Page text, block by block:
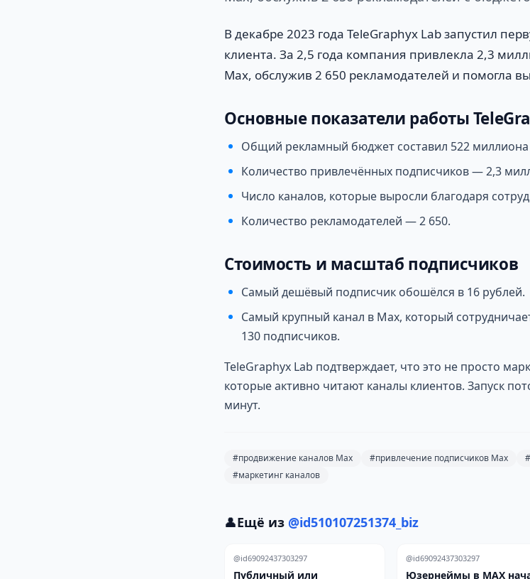
В декабре 2023 года TeleGraphyx Lab запустил
клиента. За 2,5 года компания привлекла 2,3
Max, обслужив 2 650 рекламодателей и помогла
Основные показатели работы
Общий рекламный бюджет составил 522 миллиона
Количество привлечённых подписчиков — 2,3
Число каналов, которые выросли благодаря
Количество рекламодателей — 2 650.
Стоимость и масштаб подписчиков
Самый дешёвый подписчик обошёлся в 16 рублей.
Самый крупный канал в Max, который
130 подписчиков.
TeleGraphyx Lab подтверждает, что это не просто
которые активно читают каналы клиентов. Запуск
минут.
#продвижение каналов Max #привлечение подписчиков Max
#маркетинг каналов
👤Ещё из @id510107251374_biz
@id69092437303297
Публичный или
@id69092437303297
Юзернеймы в MAX